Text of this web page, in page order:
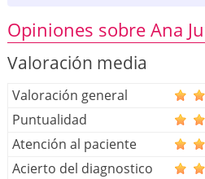
Opiniones sobre Ana
Valoración media
Valoración general
Puntualidad
Atención al paciente
Acierto del diagnostico